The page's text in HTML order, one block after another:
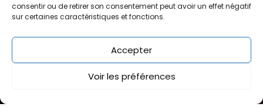
consentir ou de retirer son consentement peut avoir un effet négatif
sur certaines caractéristiques et fonctions.
Accepter
Voir les préférences
Pathologies
Nos conseils
Quand consulter